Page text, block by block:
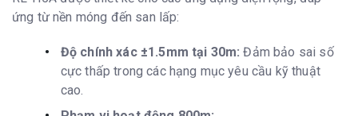
ứng từ nền móng đến san lấp:
Độ chính xác ±1.5mm tại 30m:Đảm bảo sai số
cực thấp trong các hạng mục yêu cầu kỹ thuật
cao.